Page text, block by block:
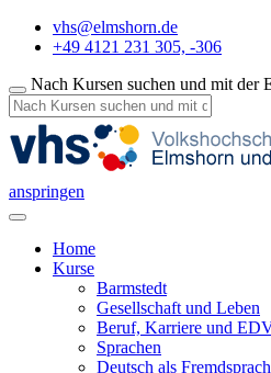
vhs@elmshorn.de
+49 4121 231 305, -306
Nach Kursen suchen und mit der
anspringen
Home
Kurse
Barmstedt
Gesellschaft und Leben
Beruf, Karriere und
Sprachen
Deutsch als